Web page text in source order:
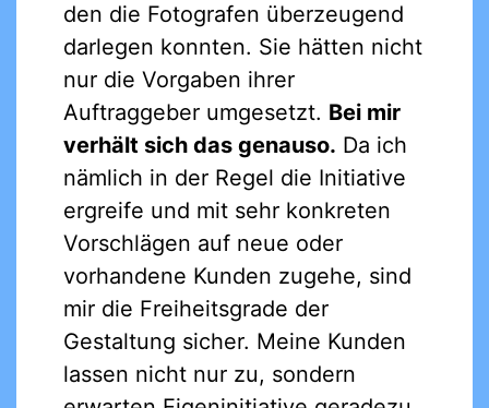
den die Fotografen überzeugend
darlegen konnten. Sie hätten nicht
nur die Vorgaben ihrer
Auftraggeber umgesetzt. Bei mir
verhält sich das genauso. Da ich
nämlich in der Regel die Initiative
ergreife und mit sehr konkreten
Vorschlägen auf neue oder
vorhandene Kunden zugehe, sind
mir die Freiheitsgrade der
Gestaltung sicher. Meine Kunden
lassen nicht nur zu, sondern